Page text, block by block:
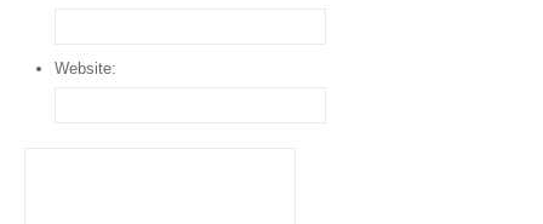
Website: